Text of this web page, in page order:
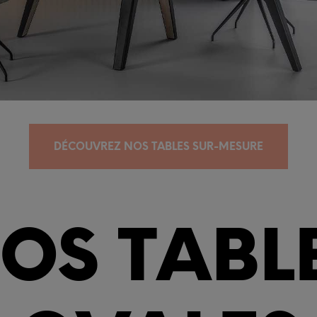
DÉCOUVREZ NOS TABLES SUR-MESURE